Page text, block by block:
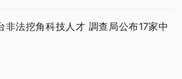
非法挖角科技人才 調查局公布17家中